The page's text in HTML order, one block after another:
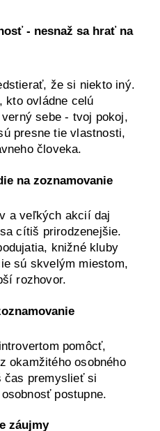
- nesnaž sa hrať na
že si niekto iný.
kto ovládne celú
sebe - tvoj pokoj,
presne tie vlastnosti,
človeka.
na zoznamovanie
a veľkých akcií daj
cítiš prirodzenejšie.
knižné kluby
sú skvelým miestom,
rozhovor.
pomôcť,
okamžitého osobného
čas premyslieť si
postupne.
záujmy